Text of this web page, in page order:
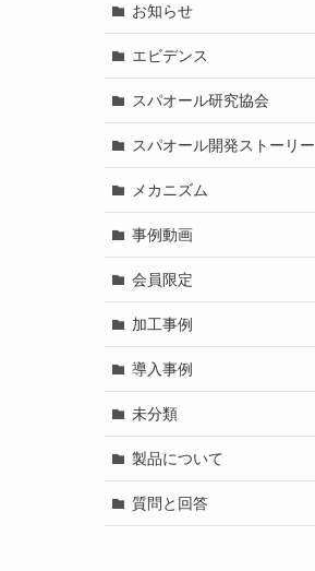
お知らせ
エビデンス
スパオール研究協会
スパオール開発ストーリー
メカニズム
事例動画
会員限定
加工事例
導入事例
未分類
製品について
質問と回答